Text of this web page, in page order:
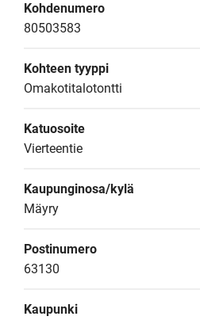
Kohdenumero
80503583
Kohteen tyyppi
Omakotitalotontti
Katuosoite
Vierteentie
Kaupunginosa/kylä
Mäyry
Postinumero
63130
Kaupunki